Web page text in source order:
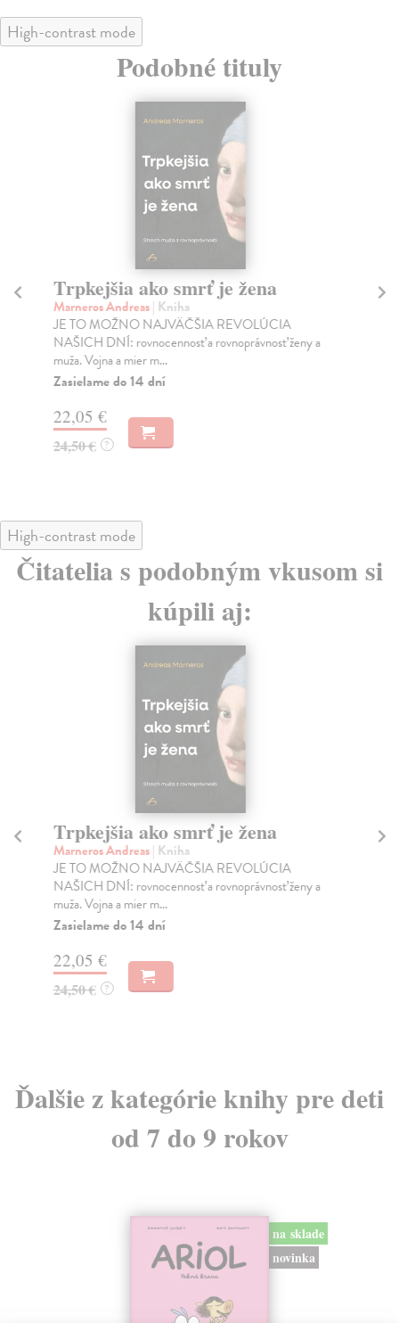
High-contrast mode
Podobné tituly
Trpkejšia ako smrť je žena
Marneros Andreas| Kniha
JE TO MOŽNO NAJVÄČŠIA REVOLÚCIA
NAŠICH DNÍ: rovnocennosť a rovnoprávnosť ženy a
muža. Vojna a mier m...
Zasielame do 14 dní
22,05 €
24,50 € ?
High-contrast mode
Čitatelia s podobným vkusom si
kúpili aj:
Trpkejšia ako smrť je žena
Marneros Andreas| Kniha
JE TO MOŽNO NAJVÄČŠIA REVOLÚCIA
NAŠICH DNÍ: rovnocennosť a rovnoprávnosť ženy a
muža. Vojna a mier m...
Zasielame do 14 dní
22,05 €
24,50 € ?
Ďalšie z kategórie knihy pre deti
od 7 do 9 rokov
na sklade
novinka